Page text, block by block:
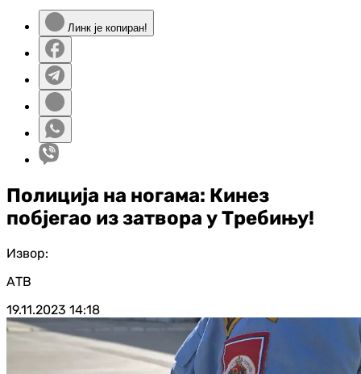
Линк је копиран!
Полиција на ногама: Кинез
побјегао из затвора у Требињу!
Извор:
АТВ
19.11.2023 14:18